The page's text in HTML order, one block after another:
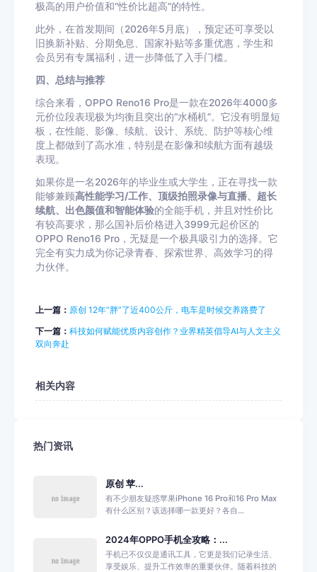
极高的用户价值和“性价比超高”的特性。
此外，在首发期间（2026年5月底），预定还可享受以
旧换新补贴、分期免息、国家补贴等多重优惠，学生和
会员另有专属福利，进一步降低了入手门槛。
四、总结与推荐
综合来看，OPPO Reno16 Pro是一款在2026年4000多
元价位段表现极为均衡且突出的“水桶机”。它没有明显短
板，在性能、影像、续航、设计、系统、防护等核心维
度上都做到了高水准，特别是在影像和续航方面有越级
表现。
如果你是一名2026年的毕业生或大学生，正在寻找一款
能够兼顾高性能学习/工作、顶级拍照录像与直播、超长
续航、出色颜值和智能体验的全能手机，并且对性价比
有较高要求，那么国补后价格进入3999元起价区的
OPPO Reno16 Pro，无疑是一个极具吸引力的选择。它
完全有实力成为你记录青春、探索世界、高效学习的得
力伙伴。
上一篇： 原创 12年“胖”了近400公斤，电车是时候交养路费了
下一篇： 科技如何赋能优质内容创作？业界精英倡导AI与人文主义
双向奔赴
相关内容
热门资讯
原创 苹...
有不少朋友疑惑苹果iPhone 16 Pro和16 Pro Max
有什么区别？该选择哪一款更好？各自...
2024年OPPO手机全攻略：...
手机已不仅仅是通讯工具，它更是我们记录生活、
享受娱乐、提升工作效率的重要伙伴。随着科技的